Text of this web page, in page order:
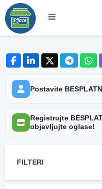
Postavite
Registrujte
objavljujte oglase!
FILTERI